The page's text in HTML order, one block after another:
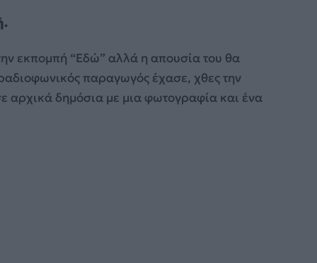
εκπομπή “Εδώ” αλλά η απουσία του θα
παραγωγός έχασε, χθες την
αρχικά δημόσια με μια φωτογραφία και ένα